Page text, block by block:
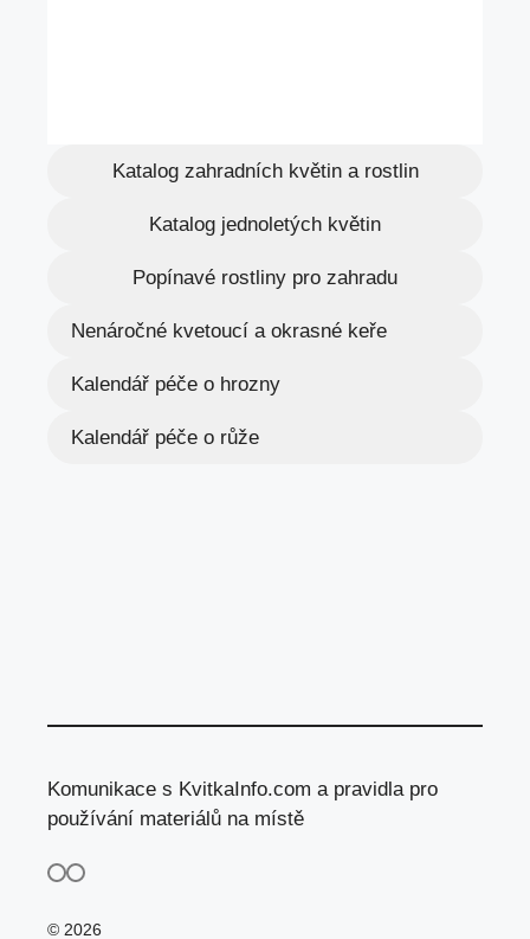
Katalog zahradních květin a rostlin
Katalog jednoletých květin
Popínavé rostliny pro zahradu
Nenáročné kvetoucí a okrasné keře
Kalendář péče o hrozny
Kalendář péče o růže
Komunikace s KvitkaInfo.com a pravidla pro
používání materiálů na místě
© 2026